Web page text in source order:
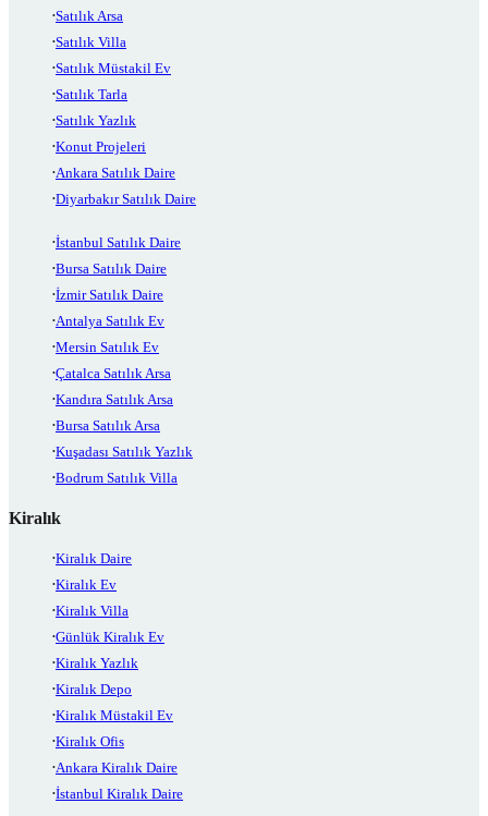
Satılık Arsa
Satılık Villa
Satılık Müstakil Ev
Satılık Tarla
Satılık Yazlık
Konut Projeleri
Ankara Satılık Daire
Diyarbakır Satılık Daire
İstanbul Satılık Daire
Bursa Satılık Daire
İzmir Satılık Daire
Antalya Satılık Ev
Mersin Satılık Ev
Çatalca Satılık Arsa
Kandıra Satılık Arsa
Bursa Satılık Arsa
Kuşadası Satılık Yazlık
Bodrum Satılık Villa
Kiralık
Kiralık Daire
Kiralık Ev
Kiralık Villa
Günlük Kiralık Ev
Kiralık Yazlık
Kiralık Depo
Kiralık Müstakil Ev
Kiralık Ofis
Ankara Kiralık Daire
İstanbul Kiralık Daire